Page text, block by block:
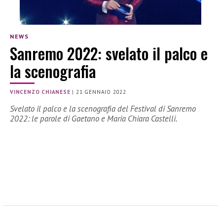
NEWS
Sanremo 2022: svelato il palco e
la scenografia
VINCENZO CHIANESE |21 GENNAIO 2022
Svelato il palco e la scenografia del Festival di Sanremo
2022: le parole di Gaetano e Maria Chiara Castelli.